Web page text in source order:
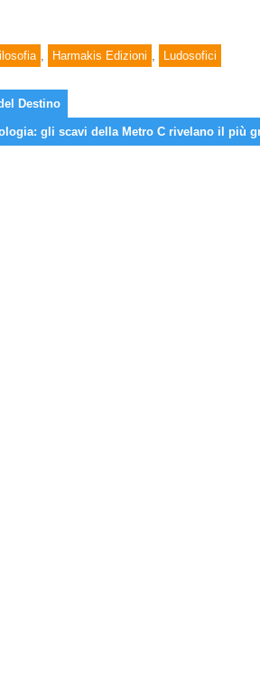
, Harmakis Edizioni , Ludosofici
Destino
gli scavi della Metro C rivelano il più